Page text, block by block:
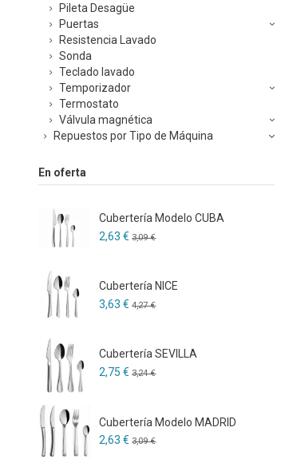
Pileta Desagüe
Puertas
Resistencia Lavado
Sonda
Teclado lavado
Temporizador
Termostato
Válvula magnética
Repuestos por Tipo de Máquina
En oferta
Cubertería Modelo CUBA
2,63 € 3,09 €
Cubertería NICE
3,63 € 4,27 €
Cubertería SEVILLA
2,75 € 3,24 €
Cubertería Modelo MADRID
2,63 € 3,09 €